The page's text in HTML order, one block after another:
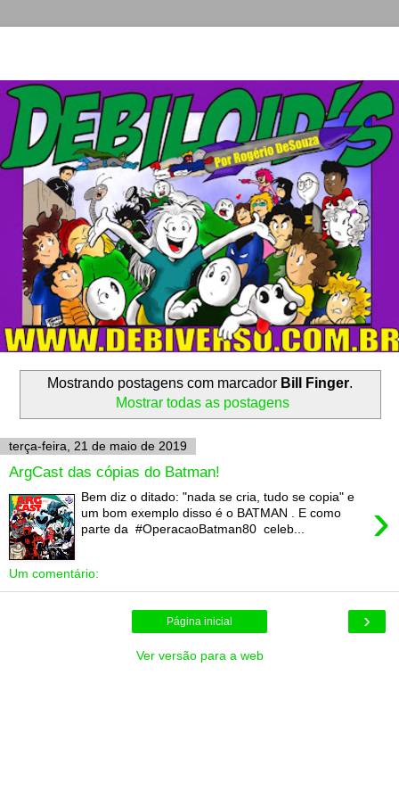
Mostrando postagens com marcador Bill Finger.
Mostrar todas as postagens
terça-feira, 21 de maio de 2019
ArgCast das cópias do Batman!
›
Bem diz o ditado: "nada se cria, tudo se copia" e
um bom exemplo disso é o BATMAN . E como
parte da #OperacaoBatman80 celeb...
Um comentário:
›
Página inicial
Ver versão para a web